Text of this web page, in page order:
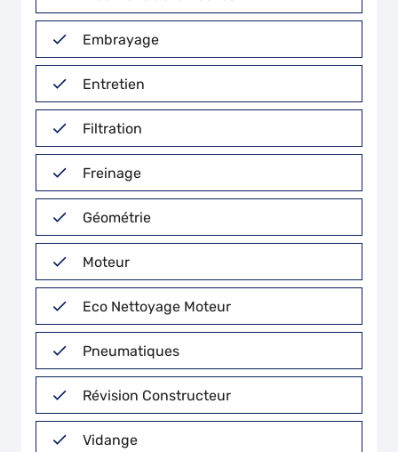
Embrayage
Entretien
Filtration
Freinage
Géométrie
Moteur
Eco Nettoyage Moteur
Pneumatiques
Révision Constructeur
Vidange